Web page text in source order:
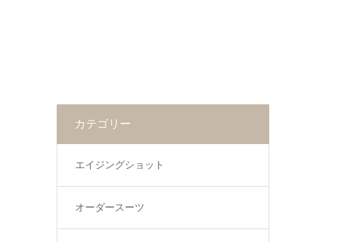
カテゴリー
エイジングショット
オーダースーツ